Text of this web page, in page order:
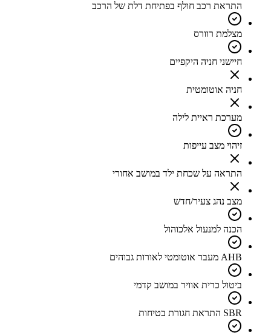
התראת רכב חולף בפתיחת דלת של הרכב
מצלמת רוורס
חיישני חניה היקפיים
חניה אוטומטית
מערכת ראיית לילה
זיהוי מצב עייפות
התראה על שכחת ילד במושב אחורי
מצב נהג צעיר/חדש
הכנה למנעול אלכוהול
AHB מעבר אוטומטי לאורות גבוהים
ביטול כרית אוויר במושב קדמי
SBR התראת חגורת בטיחות